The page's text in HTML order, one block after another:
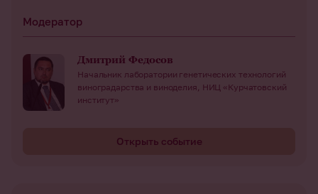
Модератор
Дмитрий Федосов
Начальник лаборатории генетических технологий
виноградарства и виноделия, НИЦ «Курчатовский
институт»
Открыть событие